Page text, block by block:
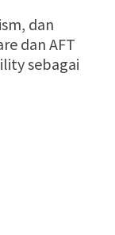
dan
dan AFT
sebagai